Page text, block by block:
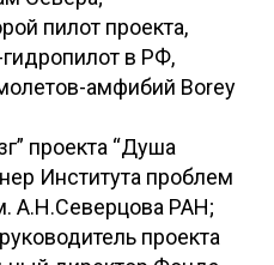
пилот проекта,
в РФ,
амфибий Borey
проекта “Душа
Института проблем
А.Н.Северцова РАН;
проекта